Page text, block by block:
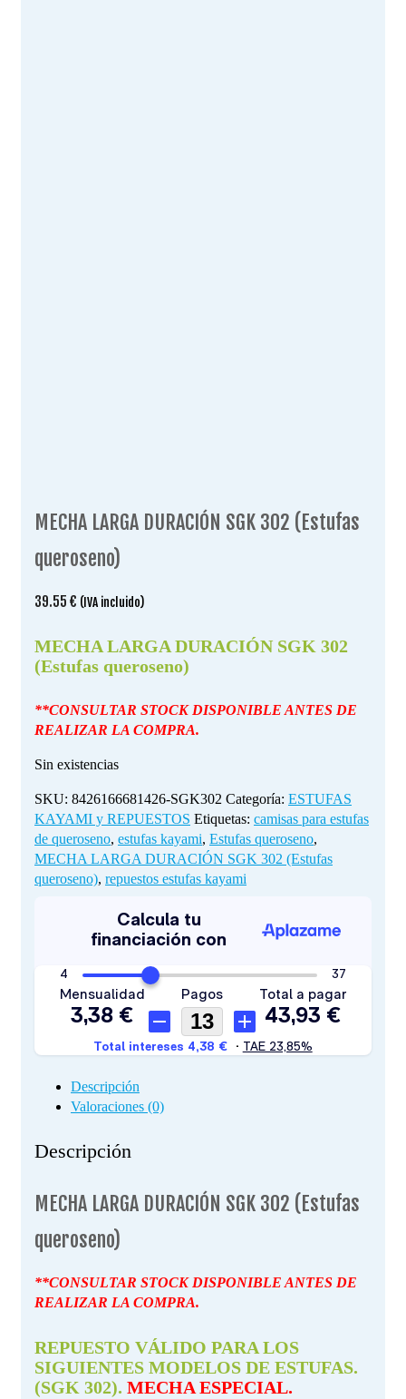
MECHA LARGA DURACIÓN SGK 302 (Estufas
queroseno)
39.55 € (IVA incluido)
MECHA LARGA DURACIÓN SGK 302
(Estufas queroseno)
**CONSULTAR STOCK DISPONIBLE ANTES DE
REALIZAR LA COMPRA.
Sin existencias
SKU: 8426166681426-SGK302 Categoría: ESTUFAS
KAYAMI y REPUESTOS Etiquetas: camisas para estufas
de queroseno, estufas kayami, Estufas queroseno,
MECHA LARGA DURACIÓN SGK 302 (Estufas
queroseno), repuestos estufas kayami
Descripción
Valoraciones (0)
Descripción
MECHA LARGA DURACIÓN SGK 302 (Estufas
queroseno)
**CONSULTAR STOCK DISPONIBLE ANTES DE
REALIZAR LA COMPRA.
REPUESTO VÁLIDO PARA LOS
SIGUIENTES MODELOS DE ESTUFAS.
(SGK 302). MECHA ESPECIAL.